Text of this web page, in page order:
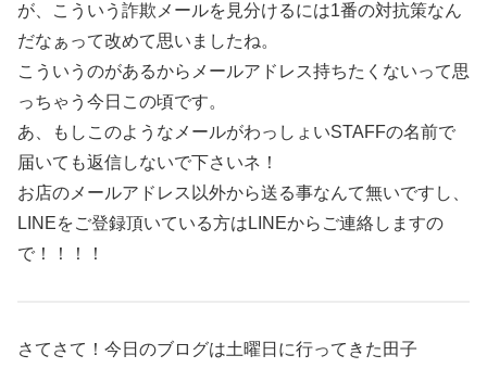
が、こういう詐欺メールを見分けるには1番の対抗策なん
だなぁって改めて思いましたね。
こういうのがあるからメールアドレス持ちたくないって思
っちゃう今日この頃です。
あ、もしこのようなメールがわっしょいSTAFFの名前で
届いても返信しないで下さいネ！
お店のメールアドレス以外から送る事なんて無いですし、
LINEをご登録頂いている方はLINEからご連絡しますの
で！！！！
さてさて！今日のブログは土曜日に行ってきた田子